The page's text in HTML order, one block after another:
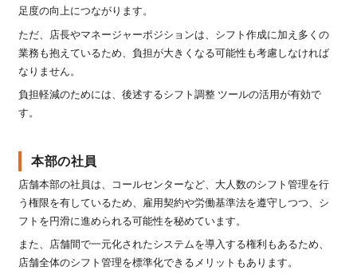
足度の向上につながります。
ただ、店長やマネージャーポジションは、シフト作成に加え多くの
業務も抱えているため、負担が大きくなる可能性も考慮しなければ
なりません。
負担軽減のためには、後述するシフト調整 ツールの活用が有効で
す。
本部の社員
店舗本部の社員は、コールセンターなど、大人数のシフト管理を行
う権限を有しているため、雇用契約や労働基準法を遵守しつつ、シ
フトを円滑に進められる可能性を秘めています。
また、店舗間で一元化されたシステムを導入する権利もあるため、
店舗全体のシフト管理を標準化できるメリットもあります。